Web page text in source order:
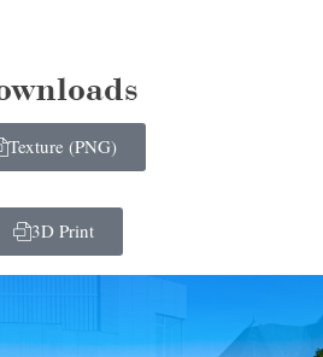
Texture (PNG)
3D Print